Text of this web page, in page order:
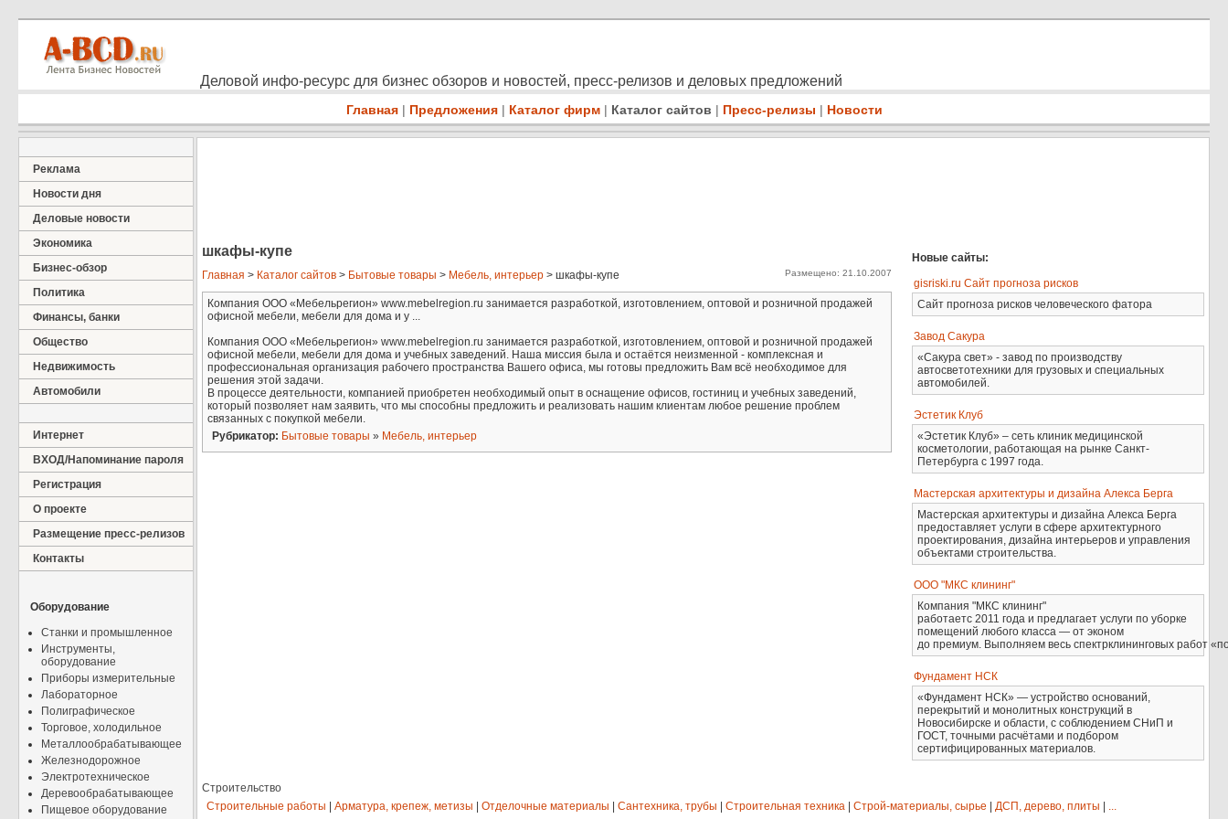
Деловой инфо-ресурс для бизнес обзоров и новостей, пресс-релизов и деловых предложений
Главная | Предложения | Каталог фирм | Каталог сайтов | Пресс-релизы | Новости
Реклама
Новости дня
Деловые новости
Экономика
Бизнес-обзор
Политика
Финансы, банки
Общество
Недвижимость
Автомобили
Интернет
ВХОД/Напоминание пароля
Регистрация
О проекте
Размещение пресс-релизов
Контакты
Оборудование
Станки и промышленное
Инструменты,
оборудование
Приборы измерительные
Лабораторное
Полиграфическое
Торговое, холодильное
Металлообрабатывающее
Железнодорожное
Электротехническое
Деревообрабатывающее
Пищевое оборудование
шкафы-купе
Главная > Каталог сайтов > Бытовые товары > Мебель, интерьер > шкафы-купе Размещено: 21.10.2007
Компания ООО «Мебельрегион» www.mebelregion.ru занимается разработкой, изготовлением, оптовой и розничной продажей
офисной мебели, мебели для дома и у ...
Компания ООО «Мебельрегион» www.mebelregion.ru занимается разработкой, изготовлением, оптовой и розничной продажей
офисной мебели, мебели для дома и учебных заведений. Наша миссия была и остаётся неизменной - комплексная и
профессиональная организация рабочего пространства Вашего офиса, мы готовы предложить Вам всё необходимое для
решения этой задачи.
В процессе деятельности, компанией приобретен необходимый опыт в оснащение офисов, гостиниц и учебных заведений,
который позволяет нам заявить, что мы способны предложить и реализовать нашим клиентам любое решение проблем
связанных с покупкой мебели.
Рубрикатор: Бытовые товары » Мебель, интерьер
Новые сайты:
gisriski.ru Сайт прогноза рисков
Сайт прогноза рисков человеческого фатора
Завод Сакура
«Сакура свет» - завод по производству
автосветотехники для грузовых и специальных
автомобилей.
Эстетик Клуб
«Эстетик Клуб» – сеть клиник медицинской
косметологии, работающая на рынке Санкт-
Петербурга с 1997 года.
Мастерская архитектуры и дизайна Алекса Берга
Мастерская архитектуры и дизайна Алекса Берга
предоставляет услуги в сфере архитектурного
проектирования, дизайна интерьеров и управления
объектами строительства.
ООО "МКС клининг"
Компания "МКС клининг"
работаетс 2011 года и предлагает услуги по уборке
помещений любого класса — от эконом
до премиум. Выполняем весь спектрклининговых работ
Фундамент НСК
«Фундамент НСК» — устройство оснований,
перекрытий и монолитных конструкций в
Новосибирске и области, с соблюдением СНиП и
ГОСТ, точными расчётами и подбором
сертифицированных материалов.
Строительство
Строительные работы
Арматура, крепеж, метизы Отделочные материалы Сантехника, трубы Строительная техника Строй-материалы, сырье ДСП, дерево, плиты
...